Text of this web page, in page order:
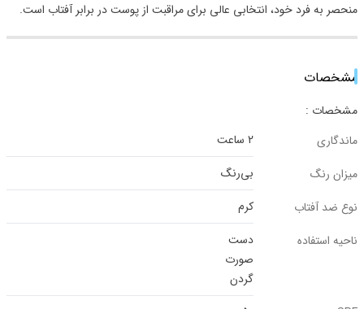
منحصر به فرد خود، انتخابی عالی برای مراقبت از پوست در برابر آفتاب است.
مشخصات
مشخصات :
ماندگاری
2 ساعت
میزان رنگ
بی‌رنگ
نوع ضد آفتاب
کرم
ناحیه استفاده
دست
صورت
گردن